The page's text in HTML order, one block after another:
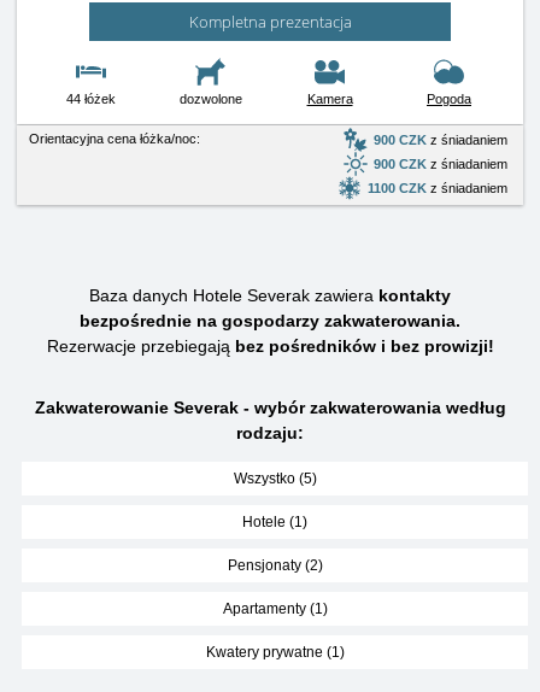
Kompletna prezentacja
44 łóżek dozwolone Kamera Pogoda
Orientacyjna cena łóżka/noc: 900 CZK z śniadaniem
900 CZK z śniadaniem
1100 CZK z śniadaniem
Baza danych Hotele Severak zawiera kontakty
bezpośrednie na gospodarzy zakwaterowania.
Rezerwacje przebiegają bez pośredników i bez prowizji!
Zakwaterowanie Severak - wybór zakwaterowania według
rodzaju:
Wszystko (5)
Hotele (1)
Pensjonaty (2)
Apartamenty (1)
Kwatery prywatne (1)